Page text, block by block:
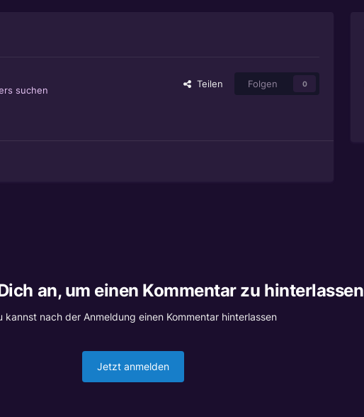
suchen
Teilen Folgen 0
an, um einen Kommentar zu hinterlassen
kannst nach der Anmeldung einen Kommentar hinterlassen
Jetzt anmelden